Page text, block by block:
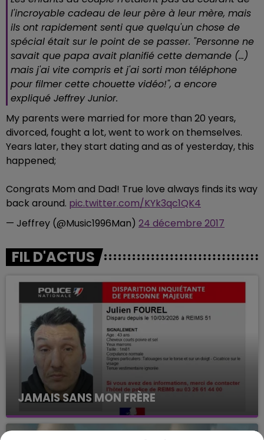
l'incroyable cadeau de leur père à leur mère, mais
ils ont rapidement senti que quelqu'un chose de
spécial était sur le point de se passer. "Personne ne
savait que papa avait planifié cette demande (...)
mais j'ai vite compris et j'ai sorti mon téléphone
pour filmer cette chouette vidéo!", a encore
expliqué Jeffrey Junior.
My parents were married for more than 20 years,
divorced, fought a lot, went to work on themselves.
Years later, they start dating and as of yesterday, this
happened;
Congrats Mom and Dad! True love always finds its way
back around. pic.twitter.com/KYk3qc1QK4
— Jeffrey (@Music1996Man) 24 décembre 2017
FIL D'ACTUS
JAMAIS SANS MON FRÈRE
Julien Fourel n'a plus donné signé de vie depuis 5
mois. Sa sœur poursuit ses recherches pour le